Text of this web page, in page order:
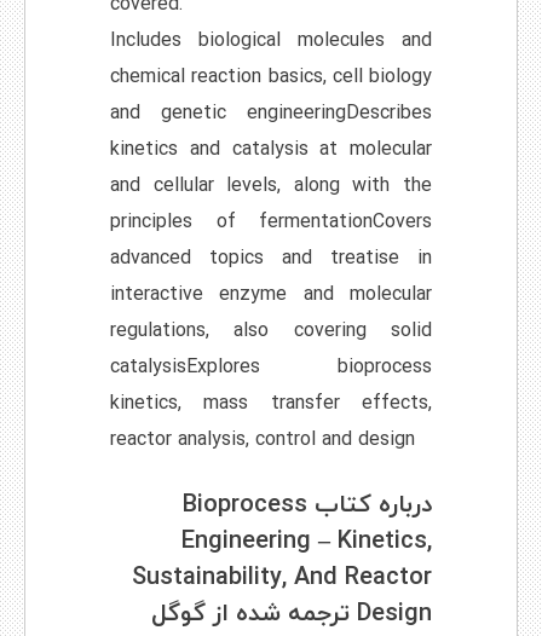
Includes biological molecules and
chemical reaction basics, cell biology
and genetic engineeringDescribes
kinetics and catalysis at molecular
and cellular levels, along with the
principles of fermentationCovers
advanced topics and treatise in
interactive enzyme and molecular
regulations, also covering solid
catalysisExplores bioprocess
kinetics, mass transfer effects,
reactor analysis, control and design
درباره کتاب Bioprocess
Engineering – Kinetics,
Sustainability, And Reactor
Design ترجمه شده از گوگل